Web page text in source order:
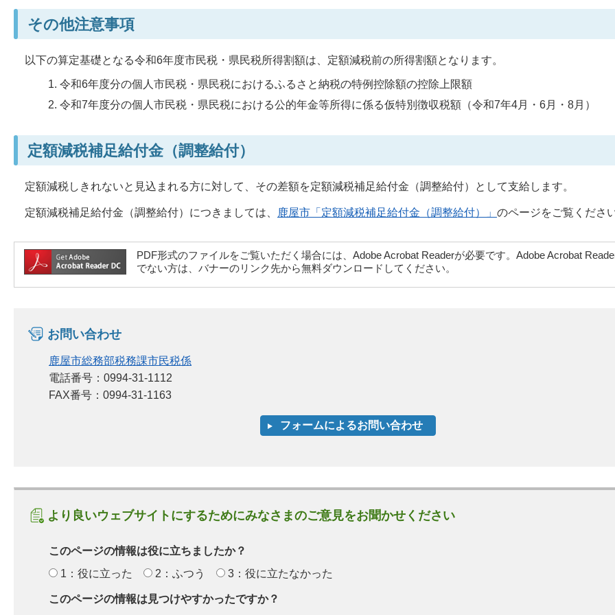
その他注意事項
以下の算定基礎となる令和6年度市民税・県民税所得割額は、定額減税前の所得割額となります。
令和6年度分の個人市民税・県民税におけるふるさと納税の特例控除額の控除上限額
令和7年度分の個人市民税・県民税における公的年金等所得に係る仮特別徴収税額（令和7年4月・6月・8月）
定額減税補足給付金（調整給付）
定額減税しきれないと見込まれる方に対して、その差額を定額減税補足給付金（調整給付）として支給します。
定額減税補足給付金（調整給付）につきましては、 鹿屋市「定額減税補足給付金（調整給付）」 のページをご覧ください
PDF形式のファイルをご覧いただく場合には、Adobe Acrobat Readerが必要です。Adobe Acrobat
でない方は、バナーのリンク先から無料ダウンロードしてください。
お問い合わせ
鹿屋市総務部税務課市民税係
電話番号：0994-31-1112
FAX番号：0994-31-1163
より良いウェブサイトにするためにみなさまのご意見をお聞かせください
このページの情報は役に立ちましたか？
1：役に立った
2：ふつう 3：役に立たなかった
このページの情報は見つけやすかったですか？